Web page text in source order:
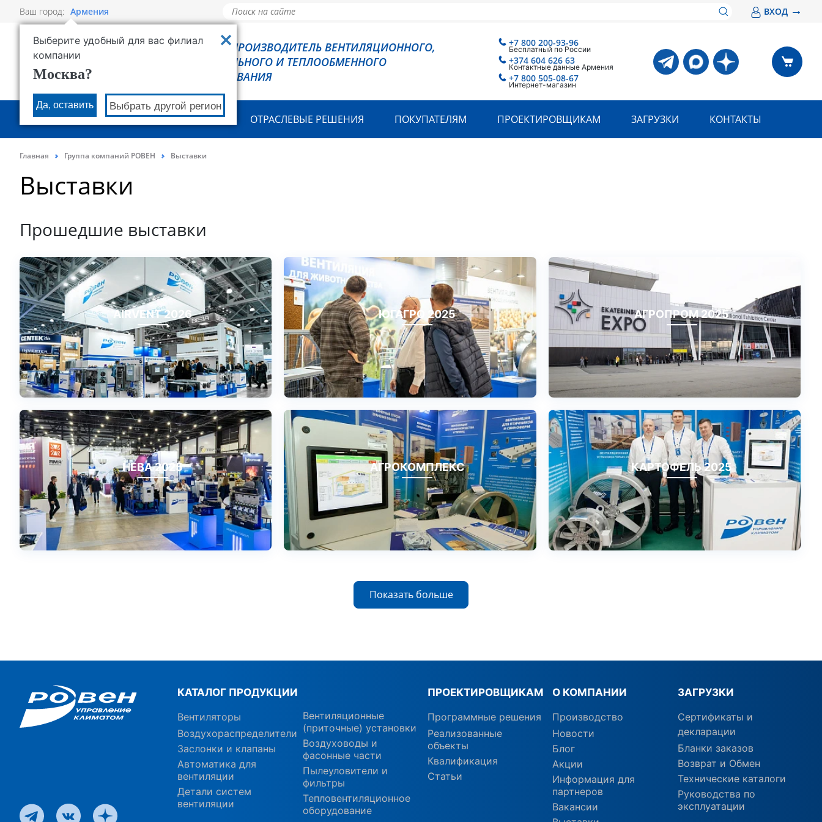
Ваш город: Армения
Выберите удобный для вас филиал
компании
Москва?
Да, оставить Выбрать другой регион
ВХОД →
РОВЕН - ПРОИЗВОДИТЕЛЬ ВЕНТИЛЯЦИОННОГО,
ХОЛОДИЛЬНОГО И ТЕПЛООБМЕННОГО
ОБОРУДОВАНИЯ
+7 800 200-93-96
Бесплатный по России
+7 800 505-08-67
Интернет-магазин
+374 604 626 63
Контактные данные Армения
О КОМПАНИИ ПРОДУКЦИЯ ОТРАСЛЕВЫЕ РЕШЕНИЯ ПОКУПАТЕЛЯМ ПРОЕКТИРОВЩИКАМ ЗАГРУЗКИ КОНТАКТЫ
Главная Группа компаний РОВЕН Выставки
Выставки
Прошедшие выставки
AIRVENT 2026 ЮГАГРО 2025 АГРОПРОМ 2025
НЕВА 2025 АГРОКОМПЛЕКС КАРТОФЕЛЬ 2025
Показать больше
КАТАЛОГ ПРОДУКЦИИ
Вентиляторы
Воздухораспределители
Заслонки и клапаны
Автоматика для
вентиляции
Детали систем
вентиляции
Вентиляционные
(приточные) установки
Воздуховоды и
фасонные части
Пылеуловители и
фильтры
Тепловентиляционное
оборудование
ПРОЕКТИРОВЩИКАМ
Программные решения
Реализованные
объекты
Квалификация
Статьи
О КОМПАНИИ
Производство
Новости
Блог
Акции
Информация для
партнеров
Вакансии
ЗАГРУЗКИ
Сертификаты и
декларации
Бланки заказов
Возврат и Обмен
Технические каталоги
Руководства по
эксплуатации